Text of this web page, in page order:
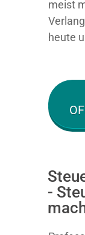
meist
heute
-